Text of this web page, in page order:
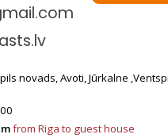
novads, Avoti, Jūrkalne
from Riga to guest house